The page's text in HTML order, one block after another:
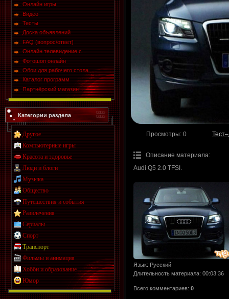
Онлайн игры
Видео
Тесты
Доска объявлений
FAQ (вопрос/ответ)
Онлайн телевидение с...
Фотошоп онлайн
Обои для рабочего стола
Каталог программ
Партнёрский магазин ...
Категории раздела
Другое
Компьютерные игры
Красота и здоровье
Люди и блоги
Музыка
Общество
Путешествия и события
Развлечения
Сериалы
Спорт
Транспорт
Фильмы и анимация
Хобби и образование
Юмор
Просмотры: 0
Описание материала:
Audi Q5 2.0 TFSI.
Язык: Русский
Длительность материала: 00:03:36
Всего комментариев: 0